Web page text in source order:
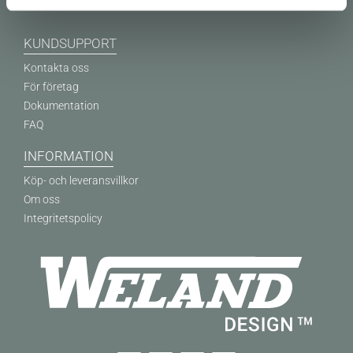
KUNDSUPPORT
Kontakta oss
För företag
Dokumentation
FAQ
INFORMATION
Köp- och leveransvillkor
Om oss
Integritetspolicy